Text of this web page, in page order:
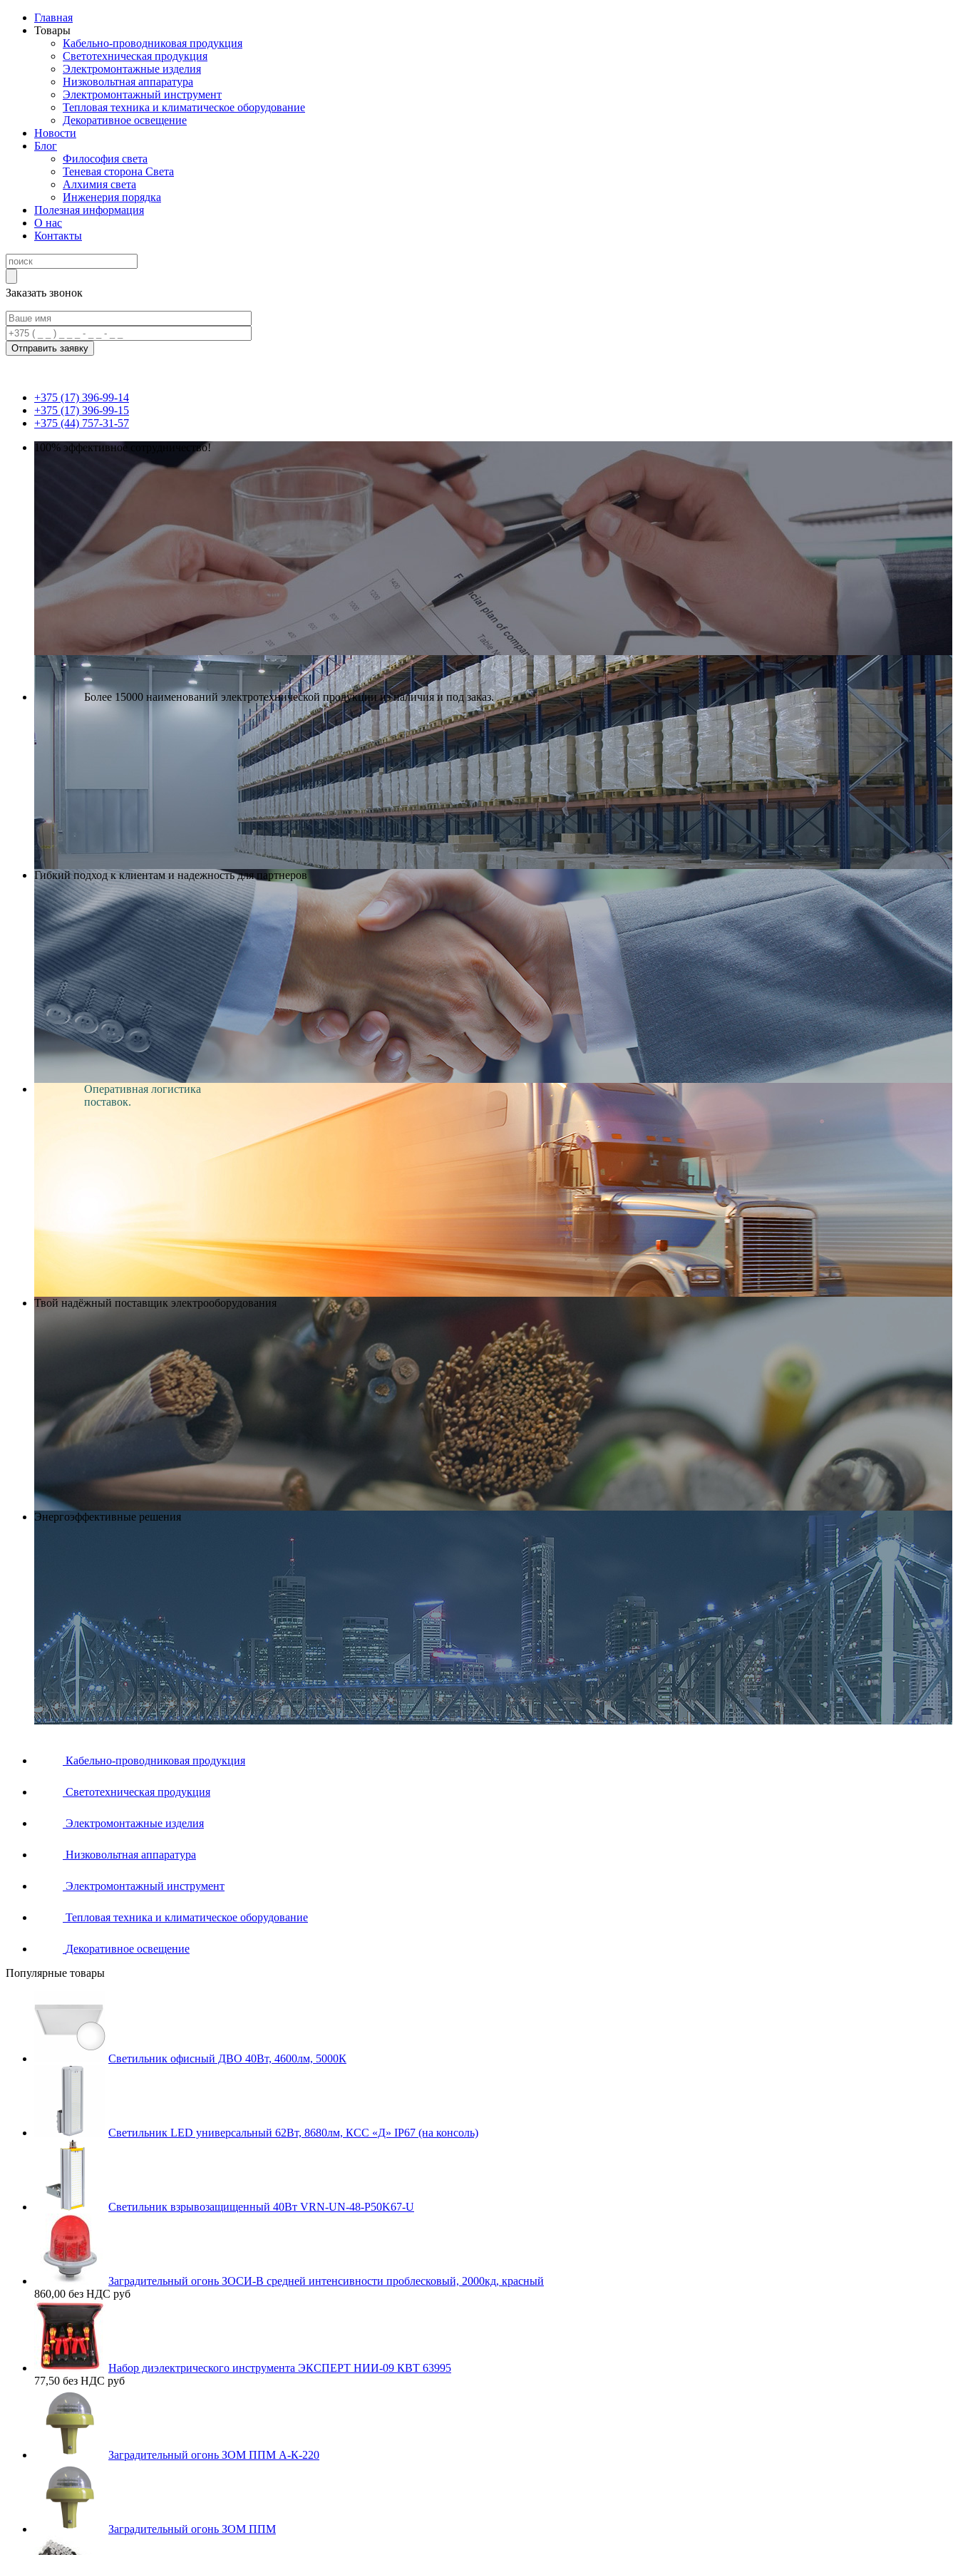
Главная
Товары
Кабельно-проводниковая продукция
Светотехническая продукция
Электромонтажные изделия
Низковольтная аппаратура
Электромонтажный инструмент
Тепловая техника и климатическое оборудование
Декоративное освещение
Новости
Блог
Философия света
Теневая сторона Света
Алхимия света
Инженерия порядка
Полезная информация
О нас
Контакты
Заказать звонок
+375 (17) 396-99-14
+375 (17) 396-99-15
+375 (44) 757-31-57
100% эффективное сотрудничество!
Более 15000 наименований электротехнической продукции из наличия и под заказ.
Гибкий подход к клиентам и надежность для партнеров
Оперативная логистика
поставок.
Твой надёжный поставщик электрооборудования
Энергоэффективные решения
Кабельно-проводниковая продукция
Светотехническая продукция
Электромонтажные изделия
Низковольтная аппаратура
Электромонтажный инструмент
Тепловая техника и климатическое оборудование
Декоративное освещение
Популярные товары
Светильник офисный ДВО 40Вт, 4600лм, 5000К
Светильник LED универсальный 62Вт, 8680лм, КСС «Д» IP67 (на консоль)
Светильник взрывозащищенный 40Вт VRN-UN-48-P50K67-U
Заградительный огонь ЗОСИ-В средней интенсивности проблесковый, 2000кд, красный
860,00 без НДС руб
Набор диэлектрического инструмента ЭКСПЕРТ НИИ-09 КВТ 63995
77,50 без НДС руб
Заградительный огонь ЗОМ ППМ А-К-220
Заградительный огонь ЗОМ ППМ